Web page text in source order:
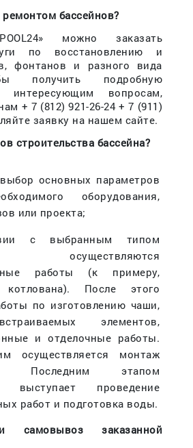
бассейнов?
можно заказать
по восстановлению и
фонтанов и разного вида
получить подробную
интересующим вопросам,
+ 7 (812) 921-26-24 + 7 (911)
заявку на нашем сайте.
строительства бассейна?
основных параметров
оборудования,
или проекта;
с выбранным типом
осуществляются
работы (к примеру,
котлована). После этого
по изготовлению чаши,
элементов,
и отделочные работы.
осуществляется монтаж
Последним этапом
выступает проведение
работ и подготовка воды.
самовывоз заказанной